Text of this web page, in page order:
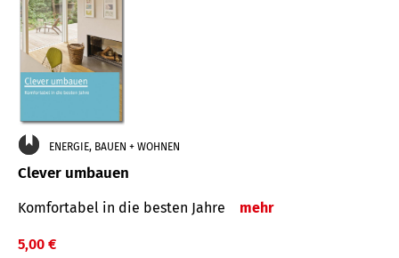
ENERGIE, BAUEN + WOHNEN
Clever umbauen
Komfortabel in die besten Jahre mehr
5,00 €